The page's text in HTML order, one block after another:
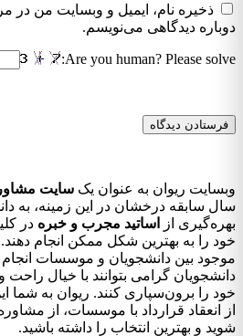
ذخیره نام، ایمیل و وبسایت من در
دوباره دیدگاهی می‌نویسم.
Are you human? Please solve:
وبسایت ریوان به عنوان یک سایت
سال سابقه درخشان در این زمینه، به
بهره‌گیری از
اساتید مجرب و خبره در
خود را به بهترین شکل ممکن انجام
موجود بین دانشجویان و موسسات انجام
دانشجویان گرامی بتوانند با خیال
خود را برون‌سپاری کنند. ریوان به شما
از انعقاد قرارداد با موسسات، از
شوید و بهترین انتخاب را داشته باشید.